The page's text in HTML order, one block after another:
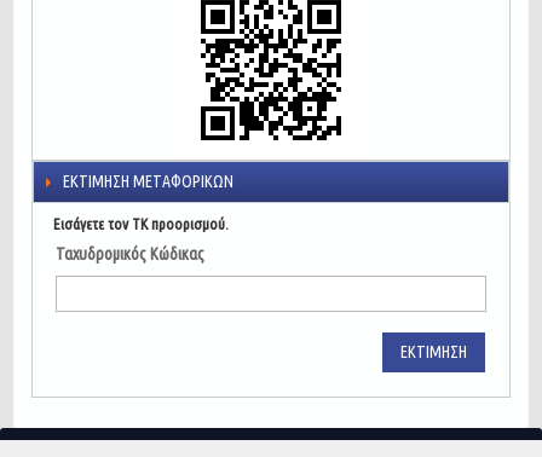
ΕΚΤΊΜΗΣΗ ΜΕΤΑΦΟΡΙΚΏΝ
Εισάγετε τον ΤΚ προορισμού.
Ταχυδρομικός Κώδικας
ΕΚΤΊΜΗΣΗ